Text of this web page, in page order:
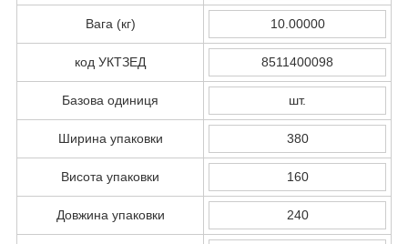
Вага (кг) 10.00000
код УКТЗЕД 8511400098
Базова одиниця шт.
Ширина упаковки 380
Висота упаковки 160
Довжина упаковки 240